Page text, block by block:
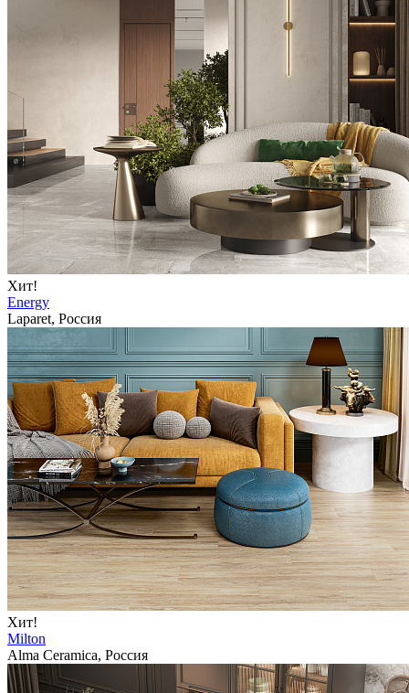
Хит!
Energy
Laparet, Россия
Хит!
Milton
Alma Ceramica, Россия